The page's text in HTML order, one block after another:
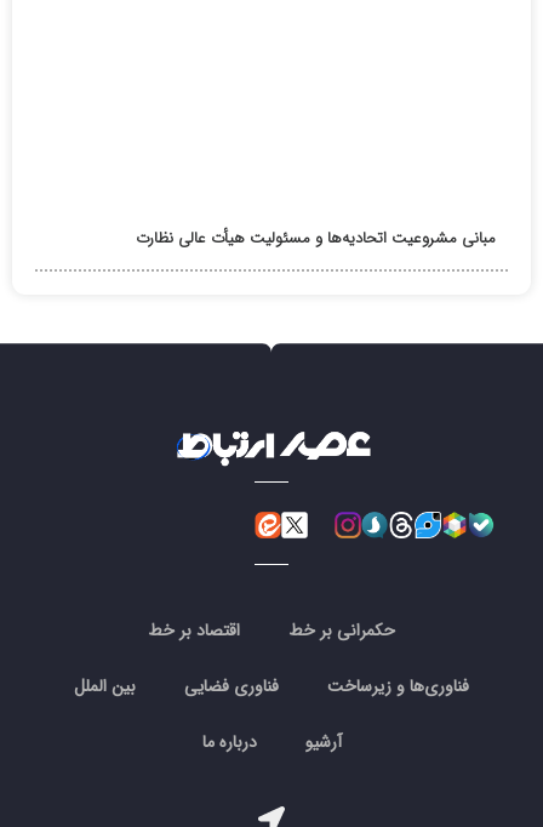
مبانی مشروعیت اتحادیه‌ها و مسئولیت هیأت عالی نظارت
حکمرانی بر خط اقتصاد بر خط
فناوری‌ها و زیرساخت فناوری فضایی بین الملل
آرشیو درباره ما